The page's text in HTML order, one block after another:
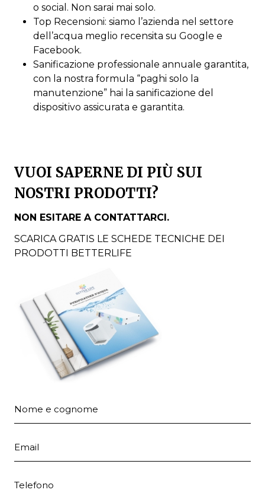
o social. Non sarai mai solo.
Top Recensioni: siamo l’azienda nel settore
dell’acqua meglio recensita su Google e
Facebook.
Sanificazione professionale annuale garantita,
con la nostra formula “paghi solo la
manutenzione” hai la sanificazione del
dispositivo assicurata e garantita.
VUOI SAPERNE DI PIÙ SUI
NOSTRI PRODOTTI?
NON ESITARE A CONTATTARCI.
SCARICA GRATIS LE SCHEDE TECNICHE DEI
PRODOTTI BETTERLIFE